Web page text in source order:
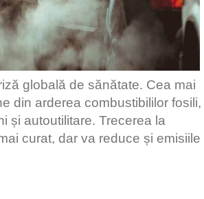
globală de sănătate. Cea mai
din arderea combustibililor fosili,
și autoutilitare. Trecerea la
curat, dar va reduce și emisiile